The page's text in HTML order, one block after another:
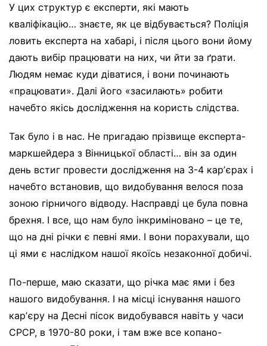
У цих структур є експерти, які мають
кваліфікацію… знаєте, як це відбувається? Поліція
ловить експерта на хабарі, і після цього вони йому
дають вибір працювати на них, чи йти за ґрати.
Людям немає куди діватися, і вони починають
«працювати». Далі його «засилають» робити
начебто якісь дослідження на користь слідства.
Так було і в нас. Не пригадаю прізвище експерта-
маркшейдера з Вінницької області… він за один
день встиг провести дослідження на 3-4 карʼєрах і
начебто встановив, що видобування велося поза
зоною гірничого відводу. Насправді це була повна
брехня. І все, що нам було інкриміновано – це те,
що на дні річки є певні ями. І вони порахували, що
ці ями є наслідком нашої якоїсь незаконної добичі.
По-перше, маю сказати, що річка має ями і без
нашого видобування. І на місці існування нашого
карʼєру на Десні пісок видобувався навіть у часи
СРСР, в 1970-80 роки, і там вже все копано-